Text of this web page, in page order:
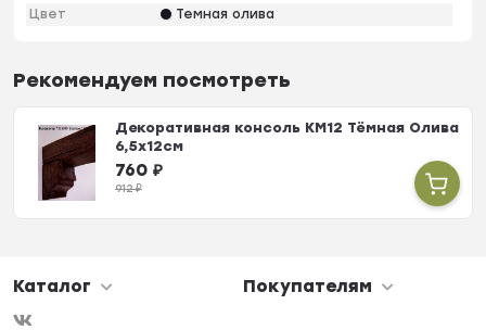
Цвет
Темная олива
Рекомендуем посмотреть
Декоративная консоль КМ12 Тёмная Олива
6,5х12см
760 ₽
912₽
Каталог Покупателям